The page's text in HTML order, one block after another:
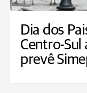
Dia dos
Centro-Sul
prevê